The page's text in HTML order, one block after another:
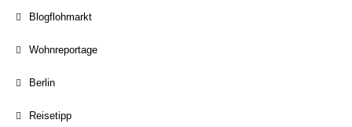
Blogflohmarkt
Wohnreportage
Berlin
Reisetipp